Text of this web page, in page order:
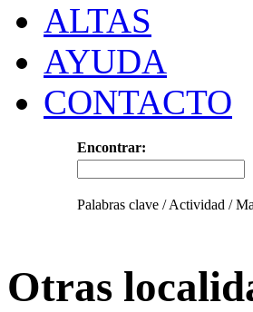
ALTAS
AYUDA
CONTACTO
Encontrar:
Palabras clave / Actividad /
Otras